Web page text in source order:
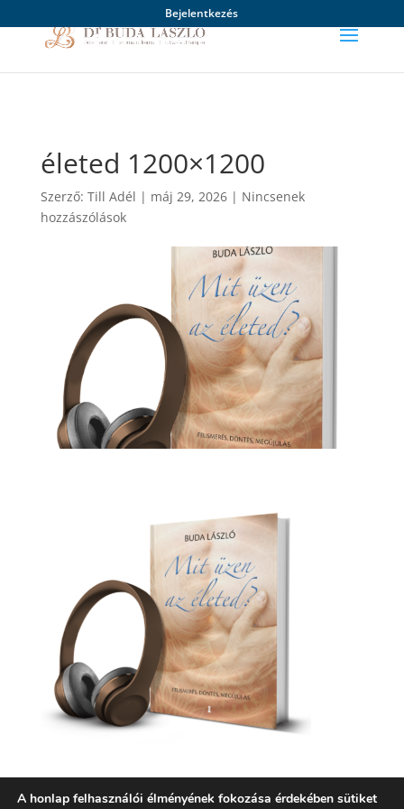
Bejelentkezés
életed 1200×1200
Szerző: Till Adél | máj 29, 2026| Nincsenek
hozzászólások
A honlap felhasználói élményének fokozása érdekében sütiket